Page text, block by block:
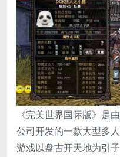
《完美世界国际版》是
公司开发的一款大型多
游戏以盘古开天地为引